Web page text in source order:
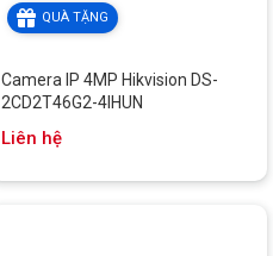
QUÀ TẶNG
Camera IP 4MP Hikvision DS-
2CD2T46G2-4IHUN
Liên hệ